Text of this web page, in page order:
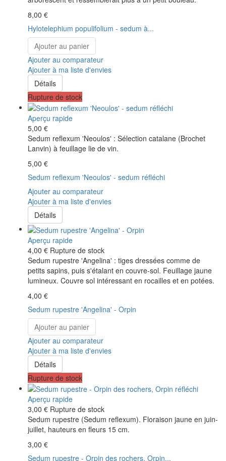
8,00 €
Hylotelephium populifolium - sedum à...
Ajouter au panier
Ajouter au comparateur
Ajouter à ma liste d'envies
Détails
Rupture de stock
Aperçu rapide
5,00 €
Sedum reflexum 'Neoulos' : Sélection catalane (Brochet
Lanvin) à feuillage lie de vin.
5,00 €
Sedum reflexum 'Neoulos' - sedum réfléchi
Ajouter au comparateur
Ajouter à ma liste d'envies
Détails
Aperçu rapide
4,00 € Rupture de stock
Sedum rupestre 'Angelina' : tiges dressées comme de
petits sapins, puis s'étalant en couvre-sol. Feuillage jaune
lumineux. Couvre sol intéressant en rocailles et en potées.
4,00 €
Sedum rupestre 'Angelina' - Orpin
Ajouter au panier
Ajouter au comparateur
Ajouter à ma liste d'envies
Détails
Rupture de stock
Aperçu rapide
3,00 € Rupture de stock
Sedum rupestre (Sedum reflexum). Floraison jaune en juin-
juillet, hauteurs en fleurs 15 cm.
3,00 €
Sedum rupestre - Orpin des rochers, Orpin...